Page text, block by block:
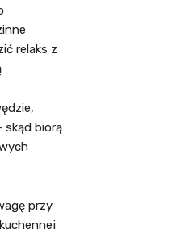
relaks z
skąd biorą
przy